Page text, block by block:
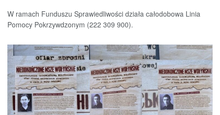
W ramach Funduszu Sprawiedliwości działa całodobowa Linia
Pomocy Pokrzywdzonym (222 309 900).